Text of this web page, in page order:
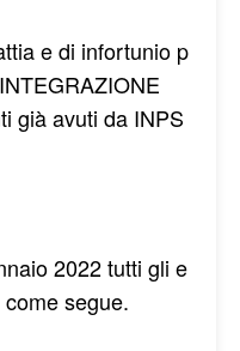
e di infortunio p
già avuti da INPS
2022 tutti gli e
segue.